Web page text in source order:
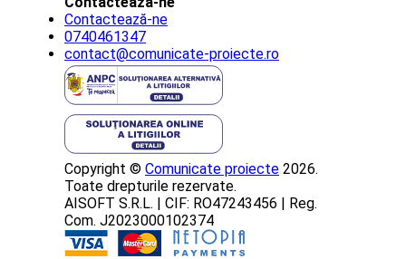
Contactează-ne
0740461347
contact@comunicate-proiecte.ro
Copyright © Comunicate proiecte 2026.
Toate drepturile rezervate.
AISOFT S.R.L. | CIF: RO47243456 | Reg.
Com. J2023000102374